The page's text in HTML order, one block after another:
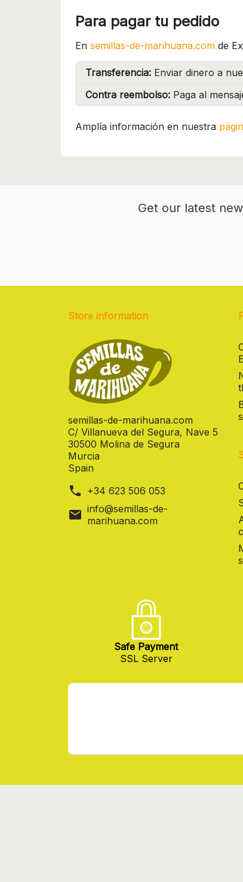
Para pagar tu pedido
En semillas-de-marihuana.com de
Transferencia: Enviar dinero a
Contra reembolso: Paga al
Amplía información en nuestra
Get our latest
Store information
semillas-de-marihuana.com
C/ Villanueva del Segura, Nave 5
30500 Molina de Segura
Murcia
Spain
phone +34 623 506 053
mail info@semillas-de-
marihuana.com
Safe Payment
SSL Server